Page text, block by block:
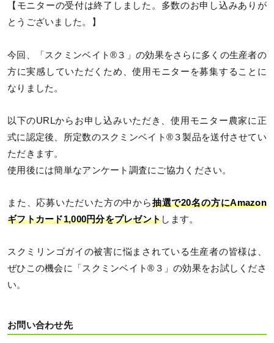
【モニターの受付は終了しました。多数のお申し込みありが
とうございました。】
今回、「スクミンベイト®３」の効果をさらに多くの生産者の
方に実感していただくため、使用モニターを募集することに
なりました。
以下のURLからお申し込みいただき、使用モニター農家に正
式に認定後、所定数のスクミンベイト®３製品を送付させてい
ただきます。
使用後には簡単なアンケート調査にご協力ください。
また、応募いただいた方の中から抽選で20名の方にAmazon
ギフトカード1,000円分をプレゼントします。
スクミリンゴガイの被害に悩まされている生産者の皆様は、
ぜひこの機会に「スクミンベイト®３」の効果をお試しくださ
い。
お問い合わせ先